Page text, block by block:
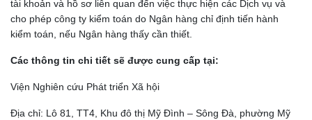
tài khoản và hồ sơ liên quan đến việc thực hiện các Dịch vụ và
cho phép công ty kiểm toán do Ngân hàng chỉ định tiến hành
kiểm toán, nếu Ngân hàng thấy cần thiết.
Các thông tin chi tiết sẽ được cung cấp tại:
Viện Nghiên cứu Phát triển Xã hội
Địa chỉ: Lô 81, TT4, Khu đô thị Mỹ Đình – Sông Đà, phường Mỹ